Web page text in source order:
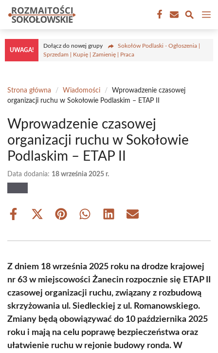
Przejdź
treści
UWAGA!
Dołącz do nowej grupy
Sokołów Podlaski - Ogłoszenia |
Sprzedam | Kupię | Zamienię | Praca
Strona główna / Wiadomości /
Wprowadzenie czasowej
organizacji ruchu w Sokołowie Podlaskim – ETAP II
Wprowadzenie czasowej
organizacji ruchu w Sokołowie
Podlaskim – ETAP II
Data dodania: 18 września 2025 r.
Share
Share
(Twitter)
Share Share Share Share
Z dniem 18 września 2025 roku na drodze krajowej
nr 63 w miejscowości Żanecin rozpocznie się ETAP II
czasowej organizacji ruchu, związany z rozbudową
skrzyżowania ul. Siedleckiej z ul. Romanowskiego.
Zmiany będą obowiązywać do 10 października 2025
roku i mają na celu poprawę bezpieczeństwa oraz
ułatwienie ruchu w rejonie budowy ronda. W